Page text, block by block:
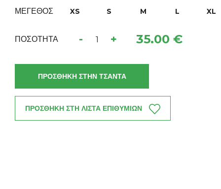
ΜΕΓΕΘΟΣ XS S M L XL
ΠΟΣΟΤΗΤΑ - + 35.00 €
ΠΡΟΣΘΗΚΗ ΣΤΗΝ ΤΣΑΝΤΑ
ΠΡΟΣΘΗΚΗ ΣΤΗ ΛΙΣΤΑ ΕΠΙΘΥΜΙΩΝ